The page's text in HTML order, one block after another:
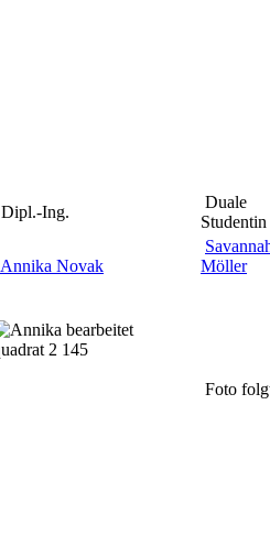
Dipl.-Ing.
Duale
Studentin
Annika Novak
Möller
Foto